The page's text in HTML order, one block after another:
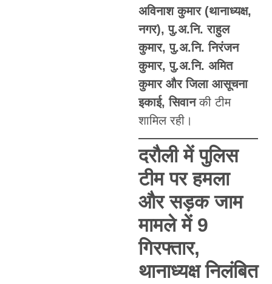
अविनाश कुमार (थानाध्यक्ष,
नगर), पु.अ.नि. राहुल
कुमार, पु.अ.नि. निरंजन
कुमार, पु.अ.नि. अमित
कुमार और जिला आसूचना
इकाई, सिवानकी टीम
शामिल रही।
दरौली में पुलिस
टीम पर हमला
और सड़क जाम
मामले में 9
गिरफ्तार,
थानाध्यक्ष निलंबित